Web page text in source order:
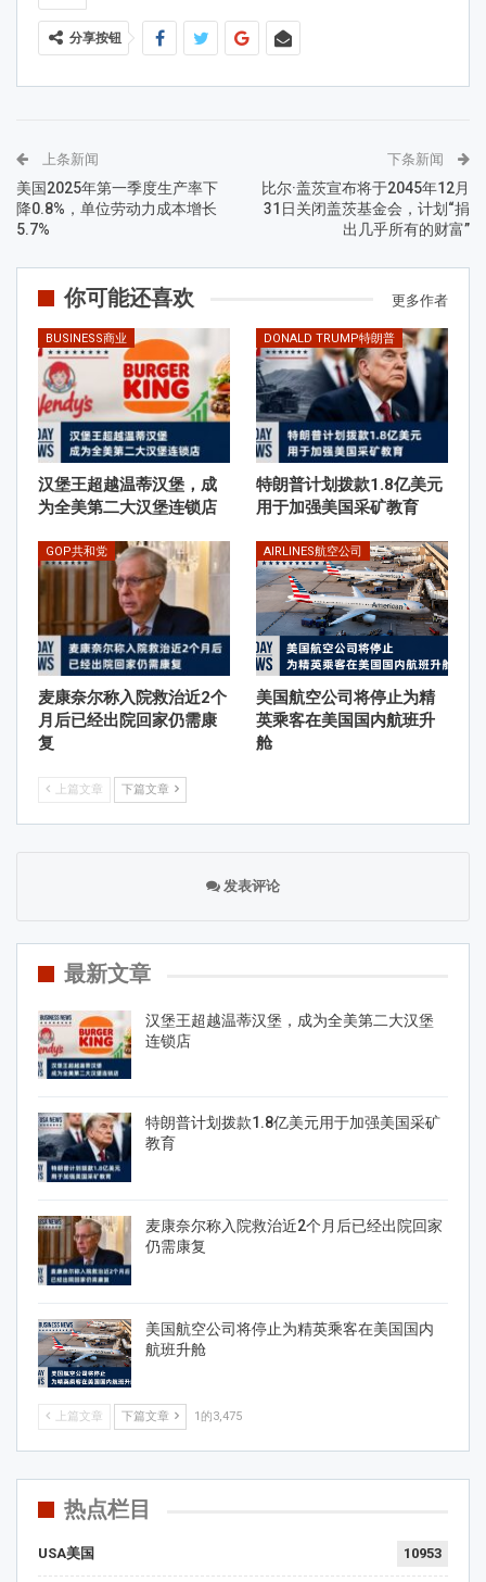
分享按钮
上条新闻
美国2025年第一季度生产率下
降0.8%，单位劳动力成本增长
5.7%
下条新闻
比尔·盖茨宣布将于2045年12月
31日关闭盖茨基金会，计划“捐
出几乎所有的财富”
你可能还喜欢 更多作者
BUSINESS商业
汉堡王超越温蒂汉堡，成
为全美第二大汉堡连锁店
DONALD TRUMP特朗普
特朗普计划拨款1.8亿美元
用于加强美国采矿教育
GOP共和党
麦康奈尔称入院救治近2个
月后已经出院回家仍需康
复
AIRLINES航空公司
美国航空公司将停止为精
英乘客在美国国内航班升
舱
上篇文章 下篇文章
发表评论
最新文章
汉堡王超越温蒂汉堡，成为全美第二大汉堡
连锁店
特朗普计划拨款1.8亿美元用于加强美国采矿
教育
麦康奈尔称入院救治近2个月后已经出院回家
仍需康复
美国航空公司将停止为精英乘客在美国国内
航班升舱
上篇文章 下篇文章 1的3,475
热点栏目
USA美国 10953